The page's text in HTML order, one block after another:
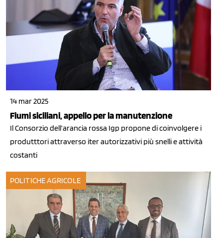
14 mar 2025
Fiumi siciliani, appello per la manutenzione
Il Consorzio dell’arancia rossa Igp propone di coinvolgere i
produtttori attraverso iter autorizzativi più snelli e attività
costanti
POLITICHE AGRICOLE